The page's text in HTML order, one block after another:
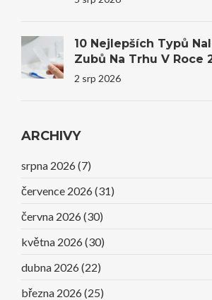
10 Nejlepších Typů
Zubů Na Trhu V Roce
2 srp 2026
ARCHIVY
srpna 2026 (7)
července 2026 (31)
června 2026 (30)
května 2026 (30)
dubna 2026 (22)
března 2026 (25)